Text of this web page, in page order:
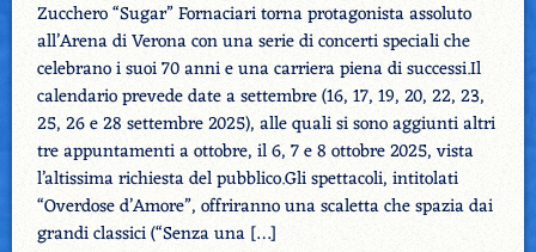
Zucchero “Sugar” Fornaciari torna protagonista assoluto
all’Arena di Verona con una serie di concerti speciali che
celebrano i suoi 70 anni e una carriera piena di successi.Il
calendario prevede date a settembre (16, 17, 19, 20, 22, 23,
25, 26 e 28 settembre 2025), alle quali si sono aggiunti altri
tre appuntamenti a ottobre, il 6, 7 e 8 ottobre 2025, vista
l’altissima richiesta del pubblico.Gli spettacoli, intitolati
“Overdose d’Amore”, offriranno una scaletta che spazia dai
grandi classici (“Senza una […]